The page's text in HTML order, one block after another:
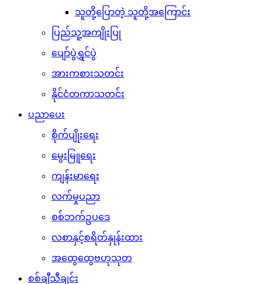
သူတို့ပြောတဲ့ သူတို့အကြောင်း
ပြည်သူ့အကျိုးပြု
ပျော်ပွဲရွှင်ပွဲ
အားကစားသတင်း
နိုင်ငံတကာသတင်း
ပညာပေး
စိုက်ပျိုးရေး
မွေးမြူရေး
ကျန်းမာရေး
လက်မှုပညာ
စစ်ဘက်ဥပဒေ
လစာနှင့်စရိတ်နှုန်းထား
အထွေထွေဗဟုသုတ
စစ်ချီသီချင်း